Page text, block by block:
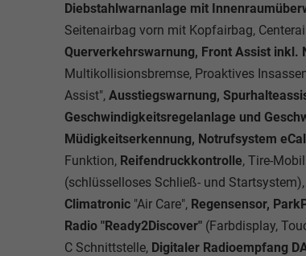
Diebstahlwarnanlage mit
Seitenairbag vorn mit Kopfairbag,
Querverkehrswarnung, Front Assist
Multikollisionsbremse, Proaktives
Assist", Ausstiegswarnung,
Geschwindigkeitsregelanlage und
Müdigkeitserkennung, Notrufsystem
Funktion, Reifendruckkontrolle, Tire-
(schlüsselloses Schließ- und
Climatronic "Air Care", Regensensor,
Radio "Ready2Discover" (Farbdisplay,
C Schnittstelle, Digitaler Radioempfang